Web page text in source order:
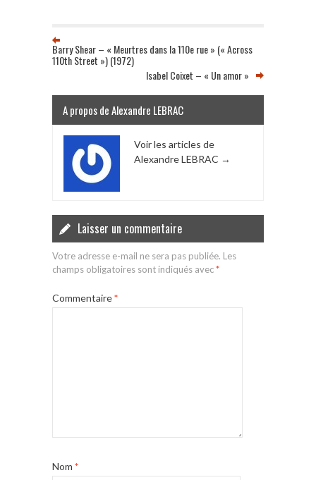
Barry Shear – « Meurtres dans la 110e rue » (« Across
110th Street ») (1972)
Isabel Coixet – « Un amor »
A propos de Alexandre LEBRAC
Voir les articles de
Alexandre LEBRAC →
Laisser un commentaire
Votre adresse e-mail ne sera pas publiée. Les
champs obligatoires sont indiqués avec*
Commentaire*
Nom *